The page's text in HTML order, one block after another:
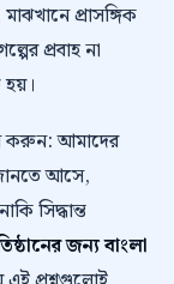
প্রাসঙ্গিক
প্রবাহ না
হয়।
করুন: আমাদের
আসে,
সিদ্ধান্ত
জন্য বাংলা